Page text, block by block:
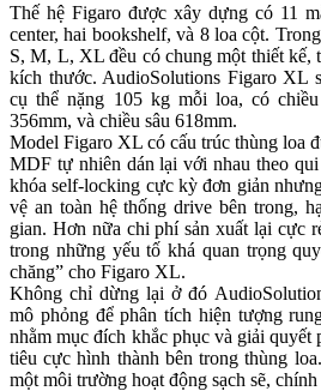
Thế hệ Figaro được xây dựng có 11
center, hai bookshelf, và 8 loa cột.
S, M, L, XL đều có chung một thiết kế,
kích thước. AudioSolutions Figaro XL
cụ thể nặng 105 kg mỗi loa, có
356mm, và chiều sâu 618mm.
Model Figaro XL có cấu trúc thùng loa
MDF tự nhiên dán lại với nhau theo
khóa self-locking cực kỳ đơn giản
vệ an toàn hệ thống drive bên trong,
gian. Hơn nữa chi phí sản xuất lại cực
trong những yếu tố khá quan trọng
chăng” cho Figaro XL.
Không chỉ dừng lại ở đó
mô phỏng để phân tích hiện tượng
nhằm mục đích khắc phục và giải quyết
tiêu cực hình thành bên trong thùng
một môi trường hoạt động sạch sẽ, chính